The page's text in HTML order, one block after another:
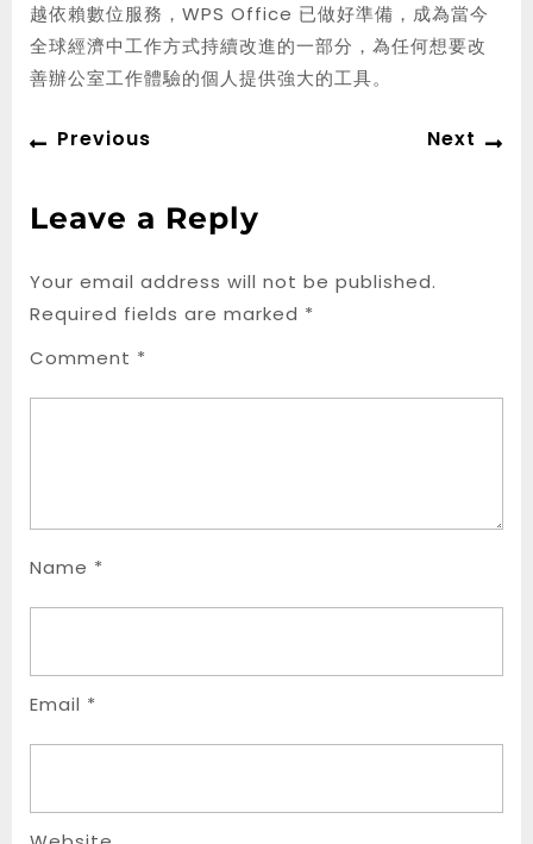
越依賴數位服務，WPS Office 已做好準備，成為當今
全球經濟中工作方式持續改進的一部分，為任何想要改
善辦公室工作體驗的個人提供強大的工具。
Post
navigation
Previous Next
Leave a Reply
Your email address will not be published.
Required fields are marked *
Comment *
Name *
Email *